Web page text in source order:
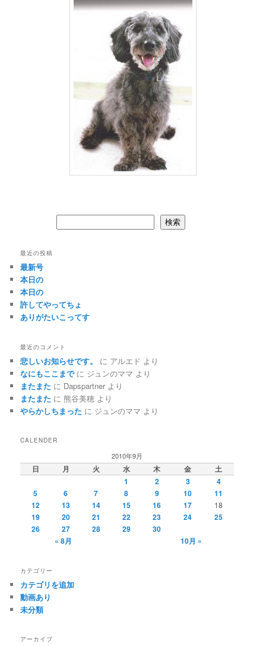
検索
最近の投稿
最新号
本日の
本日の
許してやってちょ
ありがたいこってす
最近のコメント
悲しいお知らせです。 に アルエド より
なにもここまでに ジュンのママ より
またまた に Dapspartner より
またまた に 熊谷美穂 より
やらかしちまった に ジュンのママ より
CALENDER
2010年9月
日 月 火 水 木 金
土
1
2 3
4
5
6 7 8 9 10
11
12
13 14 15 16 17 18
19 20 21 22 23 24
25
26
27 28 29
30
« 8月
10月 »
カテゴリー
カテゴリを追加
動画あり
未分類
アーカイブ